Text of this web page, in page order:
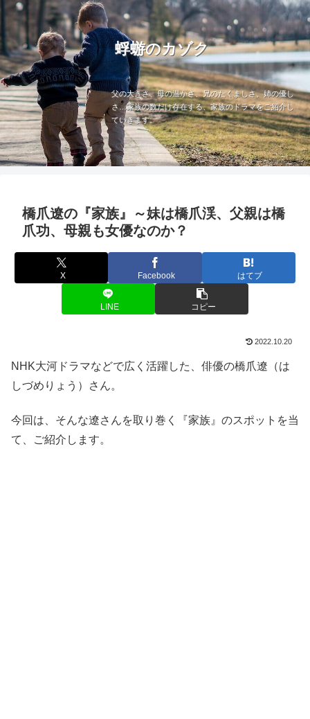
蜉蝣のカゾク
父の大きさ、母の温かさ、兄のたくましさ、姉の優し
さ…家族の数だけ存在する、家族のドラマをご紹介し
ていきます。
橋爪遼の『家族』～妹は橋爪渓、父親は橋
爪功、母親も女優なのか？
X Facebook はてブ
LINE コピー
2022.10.20
NHK大河ドラマなどで広く活躍した、俳優の橋爪遼（は
しづめりょう）さん。
今回は、そんな遼さんを取り巻く『家族』のスポットを当
て、ご紹介します。